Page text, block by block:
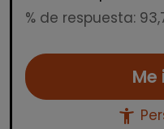
% de respuesta:
Me
accessibility_new